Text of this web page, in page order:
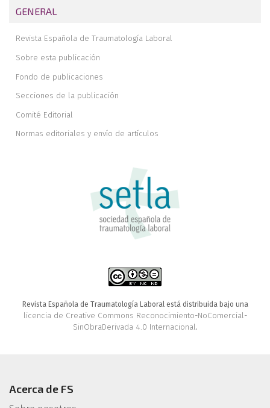
GENERAL
Revista Española de Traumatología Laboral
Sobre esta publicación
Fondo de publicaciones
Secciones de la publicación
Comité Editorial
Normas editoriales y envío de artículos
Revista Española de Traumatología Laboral está distribuida bajo una
licencia de Creative Commons Reconocimiento-NoComercial-
SinObraDerivada 4.0 Internacional.
Acerca de FS